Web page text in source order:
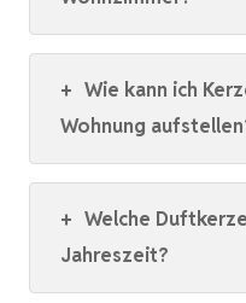
+ Wie kann ich
Wohnung
+ Welche
Jahreszeit?